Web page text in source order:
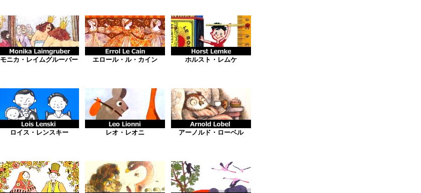
モニカ・レイムグルーバー エロール・ル・カイン ホルスト・レムケ
ロイス・レンスキー レオ・レオニ アーノルド・ローベル